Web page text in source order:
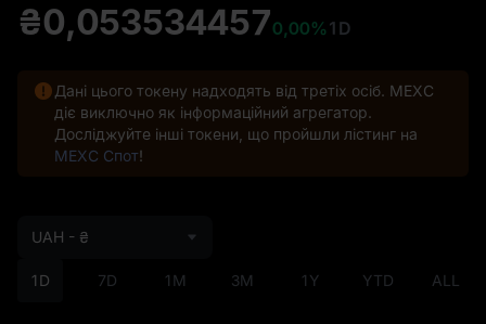
₴0,0535344570,00% 1D
Дані цього токену надходять від третіх осіб. MEXC
діє виключно як інформаційний агрегатор.
Досліджуйте інші токени, що пройшли лістинг на
MEXC Спот!
1D 7D 1M 3M 1Y YTD ALL
UAH - ₴